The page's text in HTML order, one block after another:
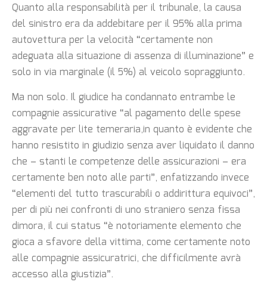
Quanto alla responsabilità per il tribunale, la causa
del sinistro era da addebitare per il 95% alla prima
autovettura per la velocità “certamente non
adeguata alla situazione di assenza di illuminazione” e
solo in via marginale (il 5%) al veicolo sopraggiunto.
Ma non solo. Il giudice ha condannato entrambe le
compagnie assicurative “al pagamento delle spese
aggravate per lite temeraria,in quanto è evidente che
hanno resistito in giudizio senza aver liquidato il danno
che – stanti le competenze delle assicurazioni – era
certamente ben noto alle parti”, enfatizzando invece
“elementi del tutto trascurabili o addirittura equivoci”,
per di più nei confronti di uno straniero senza fissa
dimora, il cui status “è notoriamente elemento che
gioca a sfavore della vittima, come certamente noto
alle compagnie assicuratrici, che difficilmente avrà
accesso alla giustizia”.